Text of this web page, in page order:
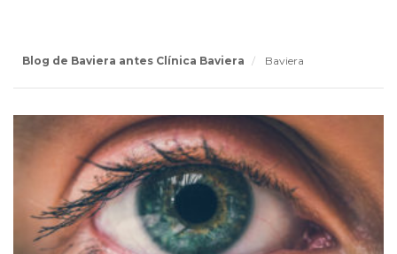
Blog de Baviera antes Clínica Baviera Baviera